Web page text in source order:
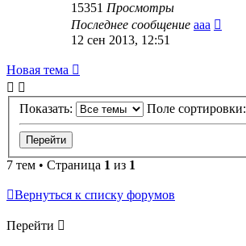
15351 Просмотры
Последнее сообщение ааа
12 сен 2013, 12:51
Новая тема
Показать: Поле сортировки:
7 тем • Страница 1 из 1
Вернуться к списку форумов
Перейти